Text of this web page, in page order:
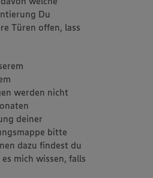
Du
Türen offen, lass
werden nicht
deiner
bitte
dazu findest du
mich wissen, falls